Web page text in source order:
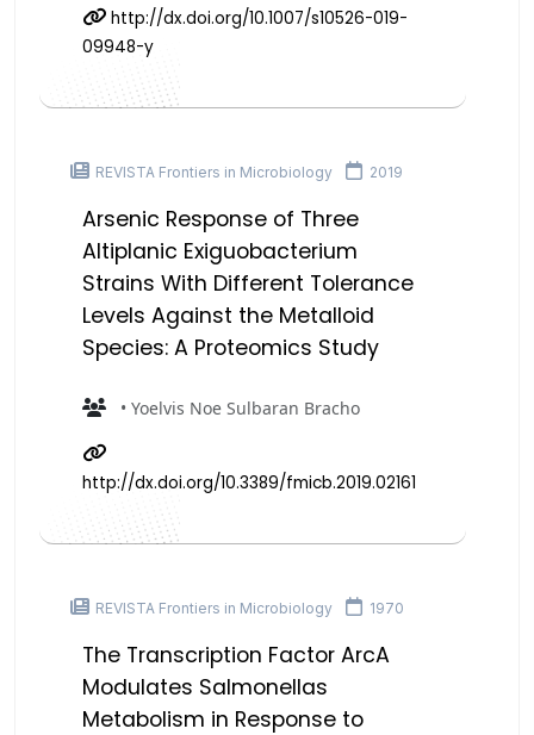
http://dx.doi.org/10.1007/s10526-019-
09948-y
REVISTA Frontiers in Microbiology 2019
Arsenic Response of Three
Altiplanic Exiguobacterium
Strains With Different Tolerance
Levels Against the Metalloid
Species: A Proteomics Study
• Yoelvis Noe Sulbaran Bracho
http://dx.doi.org/10.3389/fmicb.2019.02161
REVISTA Frontiers in Microbiology 1970
The Transcription Factor ArcA
Modulates Salmonellas
Metabolism in Response to